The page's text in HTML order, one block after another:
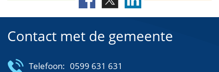
Contact met de gemeente
Telefoon: 0599 631 631